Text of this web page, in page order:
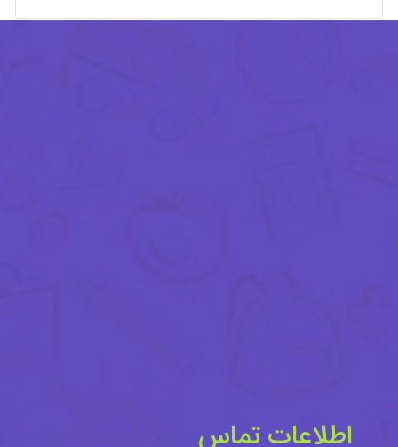
اطلاعات تماس